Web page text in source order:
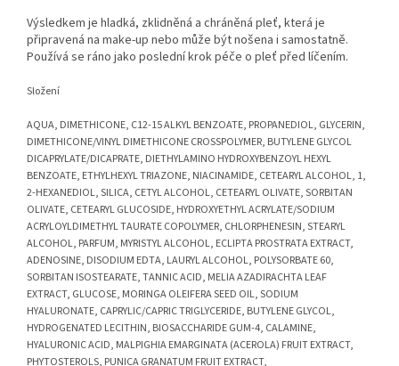
Výsledkem je hladká, zklidněná a chráněná pleť, která je
připravená na make-up nebo může být nošena i samostatně.
Používá se ráno jako poslední krok péče o pleť před líčením.
Složení
AQUA, DIMETHICONE, C12-15 ALKYL BENZOATE, PROPANEDIOL, GLYCERIN,
DIMETHICONE/VINYL DIMETHICONE CROSSPOLYMER, BUTYLENE GLYCOL
DICAPRYLATE/DICAPRATE, DIETHYLAMINO HYDROXYBENZOYL HEXYL
BENZOATE, ETHYLHEXYL TRIAZONE, NIACINAMIDE, CETEARYL ALCOHOL, 1,
2-HEXANEDIOL, SILICA, CETYL ALCOHOL, CETEARYL OLIVATE, SORBITAN
OLIVATE, CETEARYL GLUCOSIDE, HYDROXYETHYL ACRYLATE/SODIUM
ACRYLOYLDIMETHYL TAURATE COPOLYMER, CHLORPHENESIN, STEARYL
ALCOHOL, PARFUM, MYRISTYL ALCOHOL, ECLIPTA PROSTRATA EXTRACT,
ADENOSINE, DISODIUM EDTA, LAURYL ALCOHOL, POLYSORBATE 60,
SORBITAN ISOSTEARATE, TANNIC ACID, MELIA AZADIRACHTA LEAF
EXTRACT, GLUCOSE, MORINGA OLEIFERA SEED OIL, SODIUM
HYALURONATE, CAPRYLIC/CAPRIC TRIGLYCERIDE, BUTYLENE GLYCOL,
HYDROGENATED LECITHIN, BIOSACCHARIDE GUM-4, CALAMINE,
HYALURONIC ACID, MALPIGHIA EMARGINATA (ACEROLA) FRUIT EXTRACT,
PHYTOSTEROLS, PUNICA GRANATUM FRUIT EXTRACT,